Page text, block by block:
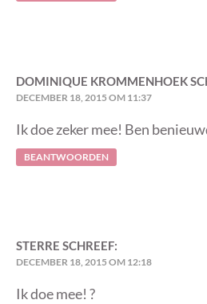
DOMINIQUE KROMMENHOEK
DECEMBER 18, 2015 OM 11:37
Ik doe zeker mee! Ben
BEANTWOORDEN
STERRE SCHREEF:
DECEMBER 18, 2015 OM 12:18
Ik doe mee! ?